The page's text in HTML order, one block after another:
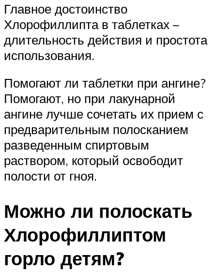
Главное достоинство
Хлорофиллипта в таблетках –
длительность действия и простота
использования.
Помогают ли таблетки при ангине?
Помогают, но при лакунарной
ангине лучше сочетать их прием с
предварительным полосканием
разведенным спиртовым
раствором, который освободит
полости от гноя.
Можно ли полоскать
Хлорофиллиптом
горло детям?